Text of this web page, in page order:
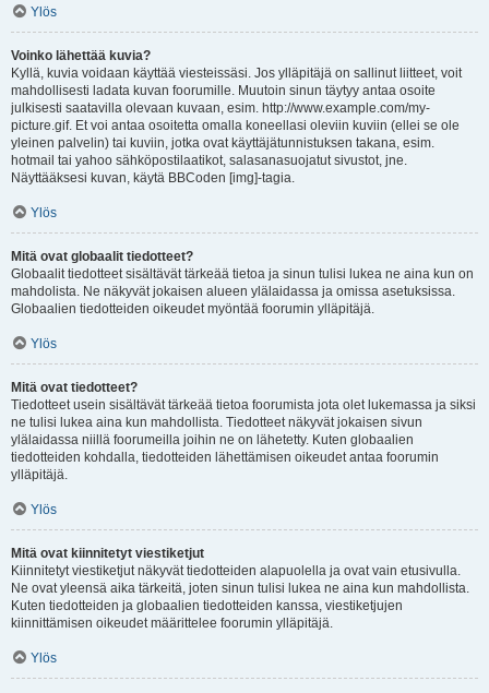
Ylös
Voinko lähettää kuvia?
Kyllä, kuvia voidaan käyttää viesteissäsi. Jos ylläpitäjä on sallinut liitteet, voit
mahdollisesti ladata kuvan foorumille. Muutoin sinun täytyy antaa osoite
julkisesti saatavilla olevaan kuvaan, esim. http://www.example.com/my-
picture.gif. Et voi antaa osoitetta omalla koneellasi oleviin kuviin (ellei se ole
yleinen palvelin) tai kuviin, jotka ovat käyttäjätunnistuksen takana, esim.
hotmail tai yahoo sähköpostilaatikot, salasanasuojatut sivustot, jne.
Näyttääksesi kuvan, käytä BBCoden [img]-tagia.
Ylös
Mitä ovat globaalit tiedotteet?
Globaalit tiedotteet sisältävät tärkeää tietoa ja sinun tulisi lukea ne aina kun on
mahdolista. Ne näkyvät jokaisen alueen ylälaidassa ja omissa asetuksissa.
Globaalien tiedotteiden oikeudet myöntää foorumin ylläpitäjä.
Ylös
Mitä ovat tiedotteet?
Tiedotteet usein sisältävät tärkeää tietoa foorumista jota olet lukemassa ja siksi
ne tulisi lukea aina kun mahdollista. Tiedotteet näkyvät jokaisen sivun
ylälaidassa niillä foorumeilla joihin ne on lähetetty. Kuten globaalien
tiedotteiden kohdalla, tiedotteiden lähettämisen oikeudet antaa foorumin
ylläpitäjä.
Ylös
Mitä ovat kiinnitetyt viestiketjut
Kiinnitetyt viestiketjut näkyvät tiedotteiden alapuolella ja ovat vain etusivulla.
Ne ovat yleensä aika tärkeitä, joten sinun tulisi lukea ne aina kun mahdollista.
Kuten tiedotteiden ja globaalien tiedotteiden kanssa, viestiketjujen
kiinnittämisen oikeudet määrittelee foorumin ylläpitäjä.
Ylös